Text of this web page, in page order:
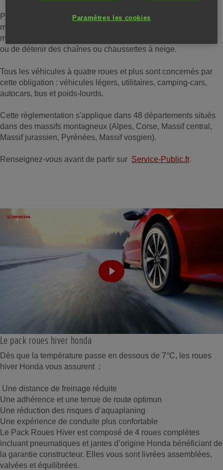
Pour améliorer la circulation sur les routes dans les régions
montagneuses et la sécurité des usagers, il est
maintenant obligatoire d'équiper son véhicule de pneus hiver
ou de détenir des chaînes ou chaussettes à neige.
Tous les véhicules à quatre roues et plus sont concernés par
cette obligation : véhicules légers, utilitaires, camping-cars,
autocars, bus et poids-lourds.
Cette règlementation s'applique dans 48 départements situés
dans des massifs montagneux (Alpes, Corse, Massif central,
Massif jurassien, Pyrénées, Massif vosgien).
Renseignez-vous avant de partir sur Service-Public.fr.
Le pack roues hiver honda
Dès que la température passe en dessous de 7°C, les roues
hiver Honda vous assurent :
Une distance de freinage réduite
Une adhérence et une tenue de route optimun
Une réduction des risques d’aquaplaning
Une expérience de conduite plus confortable
Le Pack Roues Hiver est composé de 4 roues complètes
incluant pneumatiques et jantes d’origine Honda bénéficiant de
la garantie constructeur. Elles vous sont livrées assemblées,
valvées et équilibrées.
Paramètres les cookies